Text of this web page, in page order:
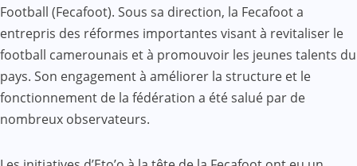
Football (Fecafoot). Sous sa direction, la Fecafoot a
entrepris des réformes importantes visant à revitaliser le
football camerounais et à promouvoir les jeunes talents du
pays. Son engagement à améliorer la structure et le
fonctionnement de la fédération a été salué par de
nombreux observateurs.